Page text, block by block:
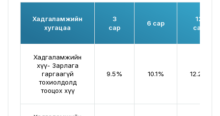
Хадгаламжийн
хугацаа
3
сар
6 сар
12
сар
Хадгаламжийн
хүү- Зарлага
гаргаагүй
тохиолдолд
тооцох хүү
9.5% 10.1% 12.2%